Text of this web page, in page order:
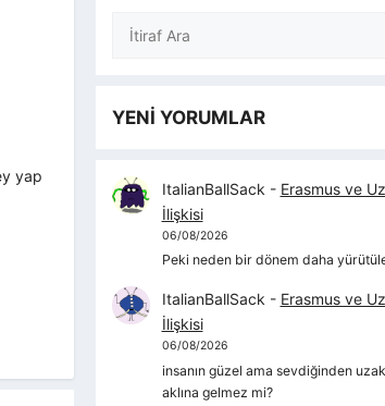
yap
Ara
YENİ YORUMLAR
ItalianBallSack - Erasmus ve
İlişkisi
06/08/2026
Peki neden bir dönem daha
ItalianBallSack - Erasmus ve
İlişkisi
06/08/2026
insanın güzel ama sevdiğinden
aklına gelmez mi?